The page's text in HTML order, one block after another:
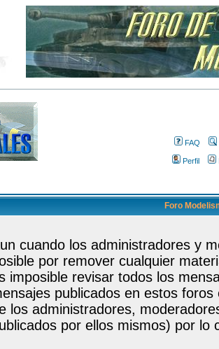
FAQ
Perfil
Foro
cuando los administradores y
por remover cualquier
imposible revisar todos los
publicados en estos
los administradores,
por ellos mismos) por lo